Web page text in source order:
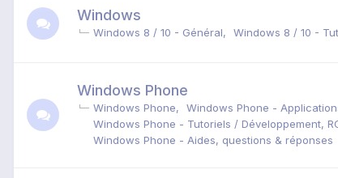
Windows
Windows 8 / 10 - Général Windows 8 / 10 -
Windows Phone
Windows Phone
Windows Phone -
Windows Phone - Tutoriels / Développement,
Windows Phone - Aides, questions & réponses